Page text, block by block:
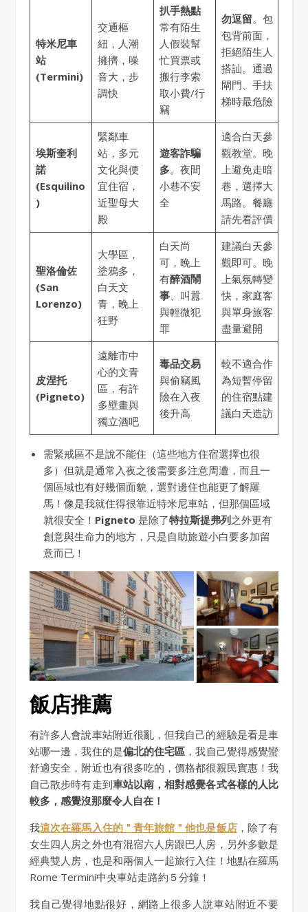
特米尼車
站
(Termini)
交通樞
紐，人潮
擁擠，噪
音大，步
調快
扒手熱點
常有陌生
人假裝幫
忙買票或
搬行李索
取小費/行
竊
勿逗留。包
包背前面，
拒絕陌生人
搭訕。通過
閘門、手扶
梯時最危險
埃斯奎利
諾
(Esquilino
)
緊鄰車
站，多元
文化與便
宜住宿，
近聖母大
殿
遊客詐騙
多。夜間
小巷不安
全
適合白天參
觀教堂。晚
上避免走暗
巷，選擇大
馬路。餐廳
請先看評價
聖洛倫佐
(San
Lorenzo)
大學區，
塗鴉多，
白天文
青，晚上
狂野
白天尚
可，晚上
有醉酒鬧
事、叫囂
與輕微犯
罪
建議白天參
觀即可。晚
上氣氛轉變
快，家庭客
與單身旅客
盡量避開
皮涅托
(Pigneto)
遠離市中
心的文青
區，有許
多壁畫與
獨立酒吧
毒品交易
與偷竊風
險在入夜
後升高
較不適合作
為短暫停留
的住宿點建
議白天造訪
需緊戒區不是說不能住（這些地方住宿選擇也很
多）但就是通常入夜之後需要多注意周遭，而且一
個區域也有好幾個面貌，選對邊住也能更了解羅
馬！像是我就住得很靠近特米尼車站，但那個區域
就很安全！ Pigneto 是除了特拉斯提弗列之外更有
創意與生命力的地方，只是自助旅遊小白要多加留
意而已！
飯店推薦
有許多人會說車站附近很亂，但我自己的經驗是看是車
站哪一邊，我住的是偏北的住宅區 ，我自己覺得感覺蠻
舒適安全，附近也有很多吃的，價格都很親民實惠！我
自己散步時有走到車站以南，相對感覺各式各樣的人比
較多，感覺沒那麼令人自在！
我這次在羅馬入住的＂青年旅館＂他也是飯店，除了有
女生四人房之外也有混宿六人房跟巴人房，另外多數是
經典雙人房，也是和兩個人一起旅行入住！地點在羅馬
Rome Termini中央車站走路約５分鐘！
我自己覺得地點很好，網路上很多人說車站附近不要